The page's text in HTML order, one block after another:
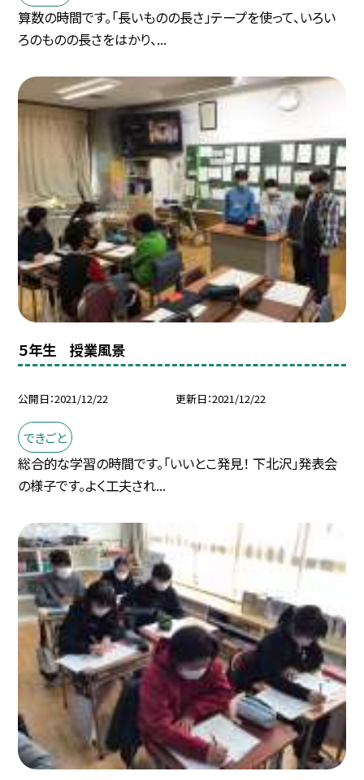
算数の時間です。「長いものの長さ」テープを使って、いろい
ろのものの長さをはかり、...
５年生 授業風景
公開日 2021/12/22 更新日 2021/12/22
できごと
総合的な学習の時間です。「いいとこ発見！ 下北沢」発表会
の様子です。よく工夫され...